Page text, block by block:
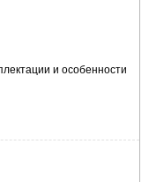
и особенности